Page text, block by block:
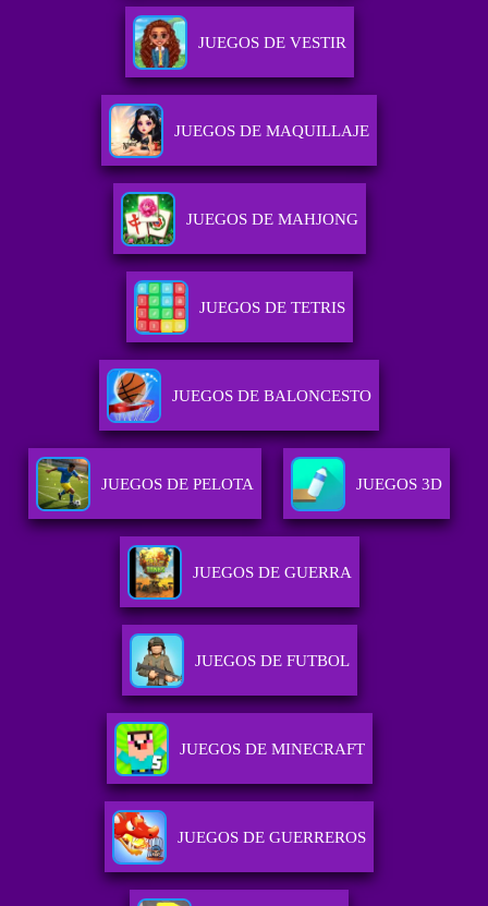
JUEGOS DE VESTIR
JUEGOS DE MAQUILLAJE
JUEGOS DE MAHJONG
JUEGOS DE TETRIS
JUEGOS DE BALONCESTO
JUEGOS DE PELOTA JUEGOS 3D
JUEGOS DE GUERRA
JUEGOS DE FUTBOL
JUEGOS DE MINECRAFT
JUEGOS DE GUERREROS